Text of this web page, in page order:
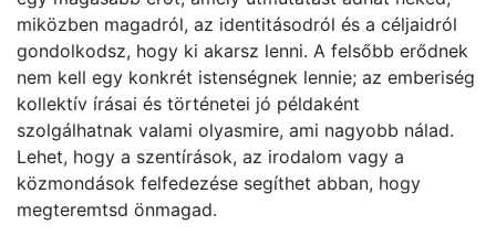
miközben magadról, az identitásodról és a céljaidról
gondolkodsz, hogy ki akarsz lenni. A felsőbb erődnek
nem kell egy konkrét istenségnek lennie; az emberiség
kollektív írásai és történetei jó példaként
szolgálhatnak valami olyasmire, ami nagyobb nálad.
Lehet, hogy a szentírások, az irodalom vagy a
közmondások felfedezése segíthet abban, hogy
megteremtsd önmagad.